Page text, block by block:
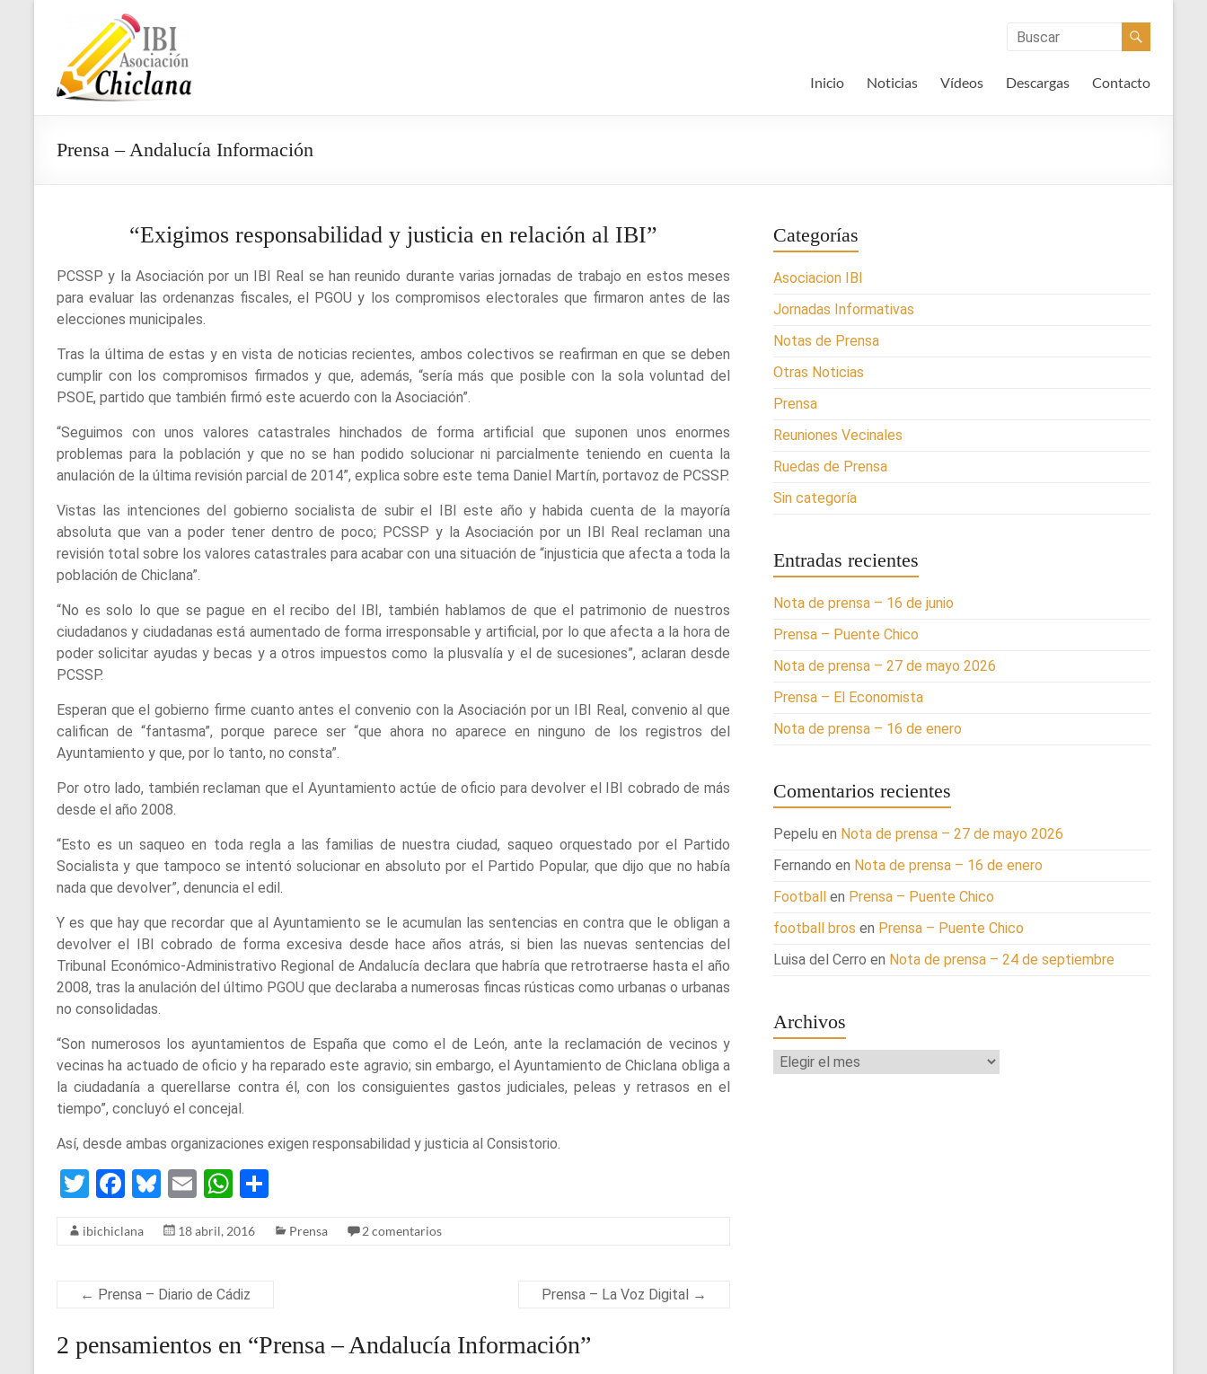
contenidoAsociación
IBI
Chiclana
Inicio Noticias Vídeos Descargas Contacto
Prensa – Andalucía Información
“Exigimos responsabilidad y justicia en relación al IBI”
PCSSP y la Asociación por un IBI Real se han reunido durante varias jornadas de trabajo en estos meses
para evaluar las ordenanzas fiscales, el PGOU y los compromisos electorales que firmaron antes de las
elecciones municipales.
Tras la última de estas y en vista de noticias recientes, ambos colectivos se reafirman en que se deben
cumplir con los compromisos firmados y que, además, “sería más que posible con la sola voluntad del
PSOE, partido que también firmó este acuerdo con la Asociación”.
“Seguimos con unos valores catastrales hinchados de forma artificial que suponen unos enormes
problemas para la población y que no se han podido solucionar ni parcialmente teniendo en cuenta la
anulación de la última revisión parcial de 2014”, explica sobre este tema Daniel Martín, portavoz de PCSSP.
Vistas las intenciones del gobierno socialista de subir el IBI este año y habida cuenta de la mayoría
absoluta que van a poder tener dentro de poco; PCSSP y la Asociación por un IBI Real reclaman una
revisión total sobre los valores catastrales para acabar con una situación de “injusticia que afecta a toda la
población de Chiclana”.
“No es solo lo que se pague en el recibo del IBI, también hablamos de que el patrimonio de nuestros
ciudadanos y ciudadanas está aumentado de forma irresponsable y artificial, por lo que afecta a la hora de
poder solicitar ayudas y becas y a otros impuestos como la plusvalía y el de sucesiones”, aclaran desde
PCSSP.
Esperan que el gobierno firme cuanto antes el convenio con la Asociación por un IBI Real, convenio al que
califican de “fantasma”, porque parece ser “que ahora no aparece en ninguno de los registros del
Ayuntamiento y que, por lo tanto, no consta”.
Por otro lado, también reclaman que el Ayuntamiento actúe de oficio para devolver el IBI cobrado de más
desde el año 2008.
“Esto es un saqueo en toda regla a las familias de nuestra ciudad, saqueo orquestado por el Partido
Socialista y que tampoco se intentó solucionar en absoluto por el Partido Popular, que dijo que no había
nada que devolver”, denuncia el edil.
Y es que hay que recordar que al Ayuntamiento se le acumulan las sentencias en contra que le obligan a
devolver el IBI cobrado de forma excesiva desde hace años atrás, si bien las nuevas sentencias del
Tribunal Económico-Administrativo Regional de Andalucía declara que habría que retrotraerse hasta el año
2008, tras la anulación del último PGOU que declaraba a numerosas fincas rústicas como urbanas o urbanas
no consolidadas.
“Son numerosos los ayuntamientos de España que como el de León, ante la reclamación de vecinos y
vecinas ha actuado de oficio y ha reparado este agravio; sin embargo, el Ayuntamiento de Chiclana obliga a
la ciudadanía a querellarse contra él, con los consiguientes gastos judiciales, peleas y retrasos en el
tiempo”, concluyó el concejal.
Así, desde ambas organizaciones exigen responsabilidad y justicia al Consistorio.
T
tt
F
ce
o
k
Bl
es
E
ail
W
at
A
p
ar
ibichiclana 18 abril, 2016 Prensa 2 comentarios
← Prensa – Diario de Cádiz Prensa – La Voz Digital →
2 pensamientos en “Prensa – Andalucía Información”
Categorías
Asociacion IBI
Jornadas Informativas
Notas de Prensa
Otras Noticias
Prensa
Reuniones Vecinales
Ruedas de Prensa
Sin categoría
Entradas recientes
Nota de prensa – 16 de junio
Prensa – Puente Chico
Nota de prensa – 27 de mayo 2026
Prensa – El Economista
Nota de prensa – 16 de enero
Comentarios recientes
Pepelu en Nota de prensa – 27 de mayo 2026
Fernando en Nota de prensa – 16 de enero
Football en Prensa – Puente Chico
football bros en Prensa – Puente Chico
Luisa del Cerro en Nota de prensa – 24 de septiembre
Archivos
Archivos